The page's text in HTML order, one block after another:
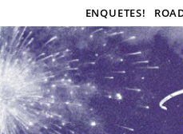
ENQUETES!